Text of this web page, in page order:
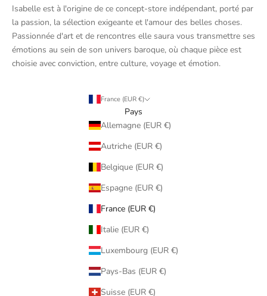
Isabelle est à l'origine de ce concept-store indépendant, porté par
la passion, la sélection exigeante et l'amour des belles choses.
Passionnée d'art et de rencontres elle saura vous transmettre ses
émotions au sein de son univers baroque, où chaque pièce est
choisie avec conviction, entre culture, voyage et émotion.
France (EUR €)
Pays
Allemagne (EUR €)
Autriche (EUR €)
Belgique (EUR €)
Espagne (EUR €)
France (EUR €)
Italie (EUR €)
Luxembourg (EUR €)
Pays-Bas (EUR €)
Suisse (EUR €)